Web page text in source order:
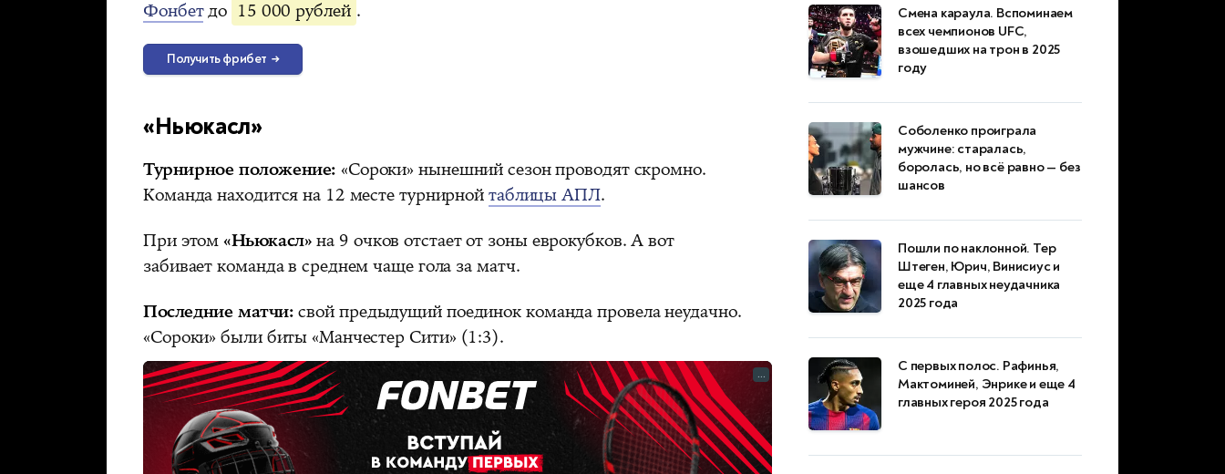
Фонбетдо 15 000 рублей .
Получить фрибет →
«Ньюкасл»
Турнирное положение: «Сороки» нынешний сезон проводят скромно.
Команда находится на 12 месте турнирнойтаблицы АПЛ.
При этом«Ньюкасл»на 9 очков отстает от зоны еврокубков. А вот
забивает команда в среднем чаще гола за матч.
Последние матчи:свой предыдущий поединок команда провела неудачно.
«Сороки» были биты «Манчестер Сити» (1:3).
...
Смена караула. Вспоминаем
всех чемпионов UFC,
взошедших на трон в 2025
году
Соболенко проиграла
мужчине: старалась,
боролась, но всё равно — без
шансов
Пошли по наклонной. Тер
Штеген, Юрич, Винисиус и
еще 4 главных неудачника
2025 года
С первых полос. Рафинья,
Мактоминей, Энрике и еще 4
главных героя 2025 года